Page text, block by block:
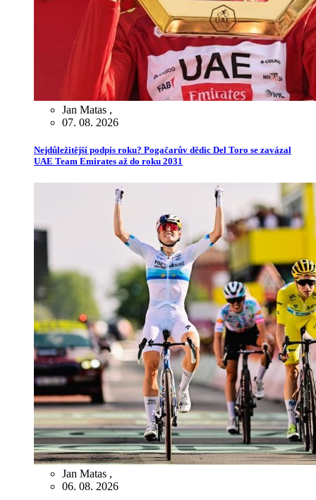
Jan Matas ,
07. 08. 2026
Nejdůležitější podpis roku? Pogačarův dědic Del Toro se zavázal
UAE Team Emirates až do roku 2031
Jan Matas ,
06. 08. 2026